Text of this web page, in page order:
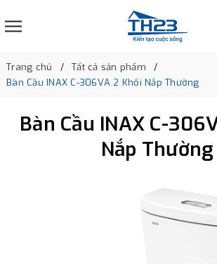
Trang chủ
Tất cả sản phẩm
Bàn Cầu INAX C-306VA 2 Khối Nắp Thường
Bàn Cầu INAX C-
Nắp Thường